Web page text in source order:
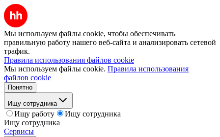
Мы используем файлы cookie, чтобы обеспечивать
правильную работу нашего веб-сайта и анализировать сетевой
трафик.
Правила использования файлов cookie
Мы используем файлы cookie. Правила использования
файлов cookie
Понятно
Ищу сотрудника
Ищу работу
Ищу сотрудника
Ищу сотрудника
Сервисы